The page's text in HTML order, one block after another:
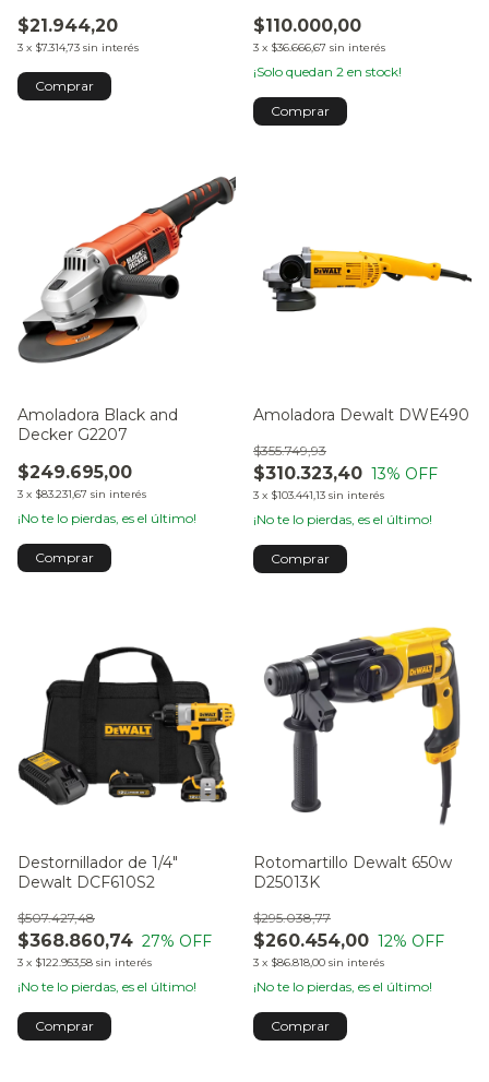
$21.944,20
3 x $7.314,73 sin interés
$110.000,00
3 x $36.666,67 sin interés
¡Solo quedan 2 en stock!
Amoladora Black and
Decker G2207
$249.695,00
3 x $83.231,67 sin interés
¡No te lo pierdas, es el último!
Amoladora Dewalt DWE490
$310.323,40
$355.749,93
13% OFF
3 x $103.441,13 sin interés
¡No te lo pierdas, es el último!
Destornillador de 1/4"
Dewalt DCF610S2
$368.860,74
$507.427,48
27% OFF
3 x $122.953,58 sin interés
¡No te lo pierdas, es el último!
Rotomartillo Dewalt 650w
D25013K
$260.454,00
$295.038,77
12% OFF
3 x $86.818,00 sin interés
¡No te lo pierdas, es el último!